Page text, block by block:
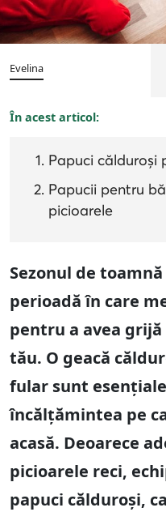
Evelina
În acest articol:
Papuci călduroși
Papucii pentru
picioarele
Sezonul de
perioadă în care
pentru a avea
tău. O geacă
fular sunt
încălțămintea pe
acasă. Deoarece
picioarele reci,
papuci călduroși,